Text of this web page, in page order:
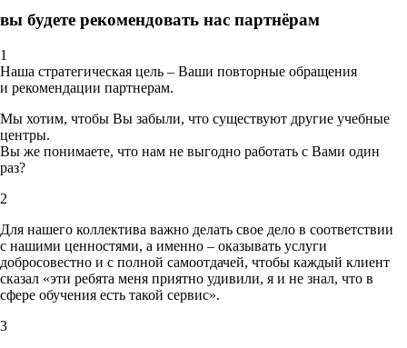
вы будете рекомендовать нас партнёрам
1
Наша стратегическая цель – Ваши повторные обращения
и рекомендации партнерам.
Мы хотим, чтобы Вы забыли, что существуют другие учебные
центры.
Вы же понимаете, что нам не выгодно работать с Вами один
раз?
2
Для нашего коллектива важно делать свое дело в соответствии
с нашими ценностями, а именно – оказывать услуги
добросовестно и с полной самоотдачей, чтобы каждый клиент
сказал «эти ребята меня приятно удивили, я и не знал, что в
сфере обучения есть такой сервис».
3